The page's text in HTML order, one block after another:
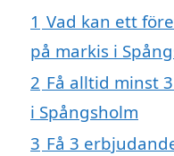
1 Vad kan ett
på markis i
2 Få alltid minst
i Spångsholm
3 Få 3